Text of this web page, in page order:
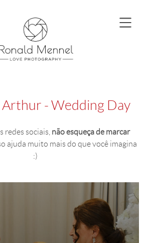
Arthur - Wedding Day
redes sociais, não esqueça de marcar
ajuda muito mais do que você imagina
:)